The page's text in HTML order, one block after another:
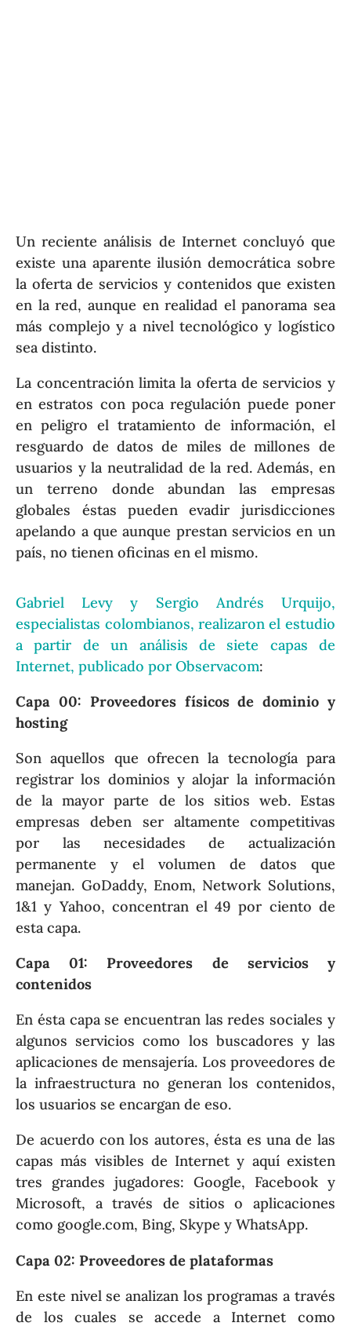
Un reciente análisis de Internet concluyó que
existe una aparente ilusión democrática sobre
la oferta de servicios y contenidos que existen
en la red, aunque en realidad el panorama sea
más complejo y a nivel tecnológico y logístico
sea distinto.
La concentración limita la oferta de servicios y
en estratos con poca regulación puede poner
en peligro el tratamiento de información, el
resguardo de datos de miles de millones de
usuarios y la neutralidad de la red. Además, en
un terreno donde abundan las empresas
globales éstas pueden evadir jurisdicciones
apelando a que aunque prestan servicios en un
país, no tienen oficinas en el mismo.
Gabriel Levy y Sergio Andrés Urquijo,
especialistas colombianos, realizaron el estudio
a partir de un análisis de siete capas de
Internet, publicado por Observacom:
Capa 00: Proveedores físicos de dominio y
hosting
Son aquellos que ofrecen la tecnología para
registrar los dominios y alojar la información
de la mayor parte de los sitios web. Estas
empresas deben ser altamente competitivas
por las necesidades de actualización
permanente y el volumen de datos que
manejan. GoDaddy, Enom, Network Solutions,
1&1 y Yahoo, concentran el 49 por ciento de
esta capa.
Capa 01: Proveedores de servicios y
contenidos
En ésta capa se encuentran las redes sociales y
algunos servicios como los buscadores y las
aplicaciones de mensajería. Los proveedores de
la infraestructura no generan los contenidos,
los usuarios se encargan de eso.
De acuerdo con los autores, ésta es una de las
capas más visibles de Internet y aquí existen
tres grandes jugadores: Google, Facebook y
Microsoft, a través de sitios o aplicaciones
como google.com, Bing, Skype y WhatsApp.
Capa 02: Proveedores de plataformas
En este nivel se analizan los programas a través
de los cuales se accede a Internet como